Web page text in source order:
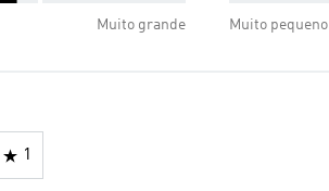
Muito grande Muito pequeno
1